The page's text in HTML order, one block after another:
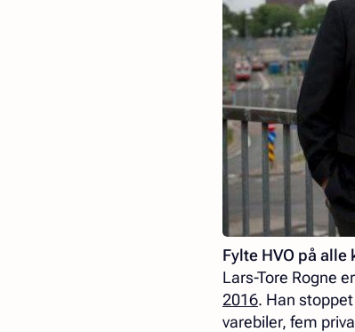
Fylte HVO på
Lars-Tore Rogne
2016. Han
varebiler, fem